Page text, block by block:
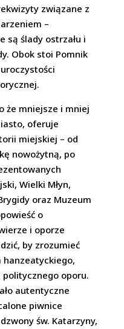
związane z
–
są ślady ostrzału i
Obok stoi Pomnik
że mniejsze i mniej
oferuje
miejskiej – od
nowożytną, po
Wielki Młyn,
oraz Muzeum
o
i oporze
by zrozumieć
hanzeatyckiego,
politycznego oporu.
autentyczne
piwnice
św. Katarzyny,